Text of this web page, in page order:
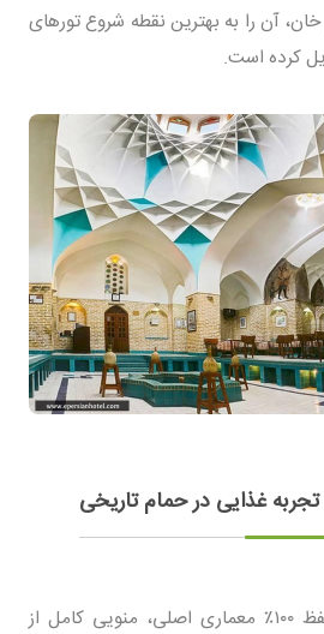
آن را به بهترین نقطه شروع تورهای
کرده است.
تجربه غذایی در حمام تاریخی
رستوران حمام خان با حفظ ۱۰۰٪ معماری اصلی، منویی کامل از